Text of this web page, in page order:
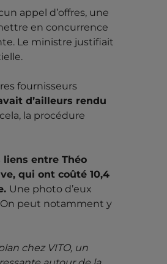
appel d’offres, une
en concurrence
Le ministre justifiait
fournisseurs
d’ailleurs rendu
la procédure
entre Théo
qui ont coûté 10,4
Une photo d’eux
On peut notamment y
chez VITO, un